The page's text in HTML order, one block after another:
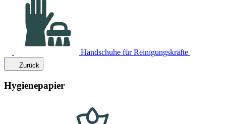
Handschuhe für Reinigungskräfte
Zurück
Hygienepapier